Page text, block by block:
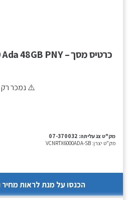
כרטיס מסך – NVIDIA RTX 6000 Ada 48GB PNY
⚠️ נמכר
מק"ט צג עליתה: 07-370032
מק"ט יצרן: VCNRTX6000ADA-SB
הכנסו על מנת לראות מחיר